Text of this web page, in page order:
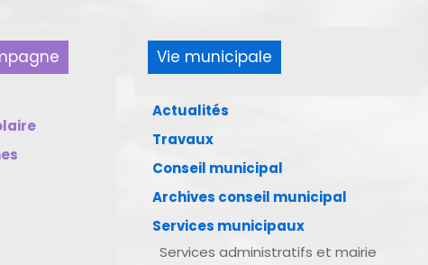
Vie municipale
Actualités
Travaux
Conseil municipal
Archives conseil municipal
Services municipaux
Services administratifs et mairie